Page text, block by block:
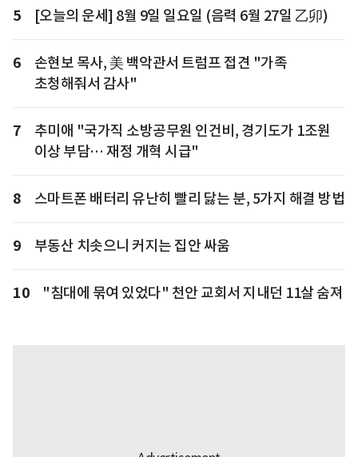
5 [오늘의 운세] 8월 9일 일요일 (음력 6월 27일 乙卯)
6
손현보 목사, 美 백악관서 트럼프 접견 "가족
초청해줘서 감사"
7
추미애 "국가직 소방공무원 인건비, 경기도가 1조원
이상 부담… 재정 개혁 시급"
8 스마트폰 배터리 유난히 빨리 닳는 분, 5가지 해결 방법
9 부동산 치솟으니 커지는 집안 싸움
10 "침대에 묶여 있었다" 천안 교회서 지내던 11살 숨져